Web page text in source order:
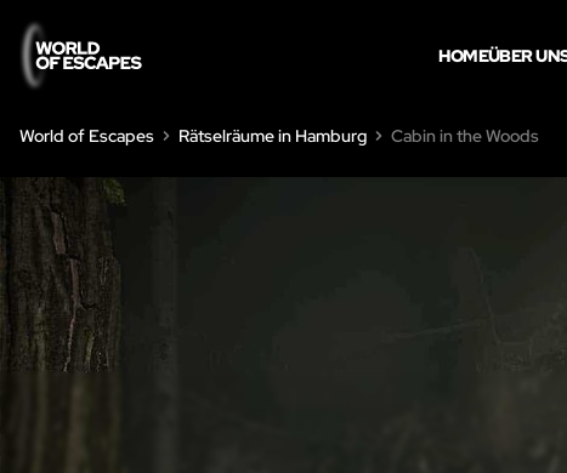
HOMEÜBER
World of Escapes Rätselräume in Hamburg Cabin in the Woods